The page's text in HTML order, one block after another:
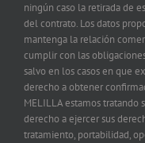
ningún caso la retirada de
del contrato. Los datos
mantenga la relación
cumplir con las
salvo en los casos en que
derecho a obtener
MELILLA estamos tratando
derecho a ejercer sus
tratamiento, portabilidad,